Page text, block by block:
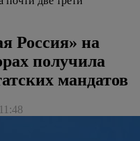
Россия» на
получила
мандатов